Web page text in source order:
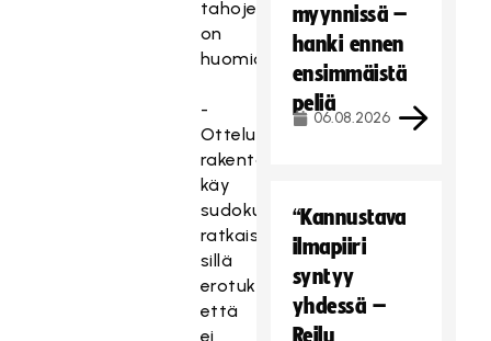
tahojen
on
huomioitava.
-
Otteluohjelman
rakentaminen
käy
sudokun
ratkaisemisesta
sillä
erotuksella,
että
ei
myynnissä –
hanki ennen
ensimmäistä
peliä
06.08.2026
“Kannustava
ilmapiiri
syntyy
yhdessä –
Reilu